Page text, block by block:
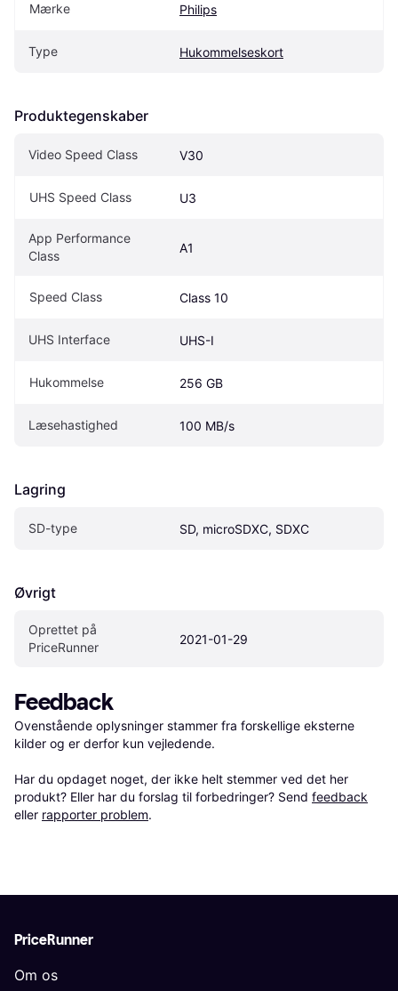
Mærke Philips
Type Hukommelseskort
Produktegenskaber
Video Speed Class V30
UHS Speed Class U3
App Performance
Class
A1
Speed Class Class 10
UHS Interface UHS-I
Hukommelse 256 GB
Læsehastighed 100 MB/s
Lagring
SD-type SD, microSDXC, SDXC
Øvrigt
Oprettet på
PriceRunner
2021-01-29
Feedback
Ovenstående oplysninger stammer fra forskellige eksterne
kilder og er derfor kun vejledende.
Har du opdaget noget, der ikke helt stemmer ved det her
produkt? Eller har du forslag til forbedringer? Send feedback
eller rapporter problem.
PriceRunner
Om os